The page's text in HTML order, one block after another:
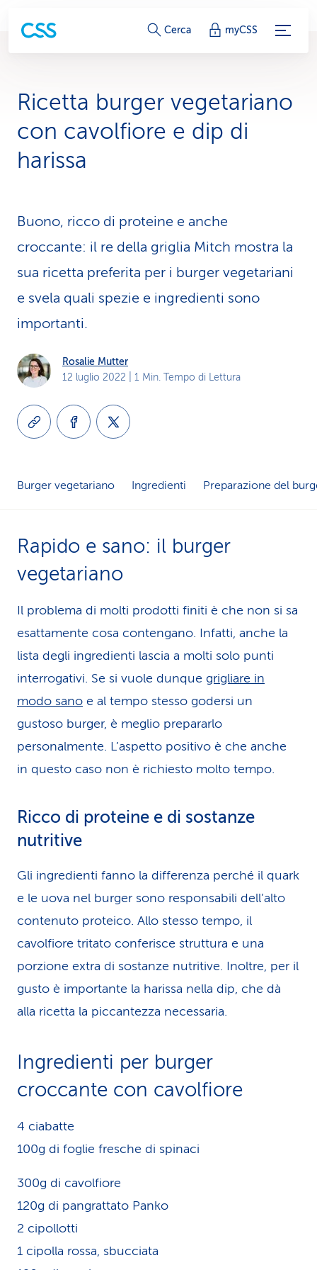
c
e
m
e
n
z
o
Cerca myCSS
Ricetta burger vegeta­riano
con cavolfiore e dip di
harissa
Buono, ricco di proteine e anche
croccante: il re della griglia Mitch mostra la
sua ricetta preferita per i burger vegetariani
e svela quali spezie e ingredienti sono
importanti.
Rosalie Mutter
12 luglio 2022 | 1 Min. Tempo di Lettura
Burger vegetariano Ingredienti Preparazione del
Rapido e sano: il burger
vegetariano
Il problema di molti prodotti finiti è che non si sa
esattamente cosa contengano. Infatti, anche la
lista degli ingredienti lascia a molti solo punti
interrogativi. Se si vuole dunque grigliare in
modo sano e al tempo stesso godersi un
gustoso burger, è meglio prepararlo
personalmente. L’aspetto positivo è che anche
in questo caso non è richiesto molto tempo.
Ricco di proteine e di sostanze
nutritive
Gli ingredienti fanno la differenza perché il quark
e le uova nel burger sono responsabili dell’alto
contenuto proteico. Allo stesso tempo, il
cavolfiore tritato conferisce struttura e una
porzione extra di sostanze nutritive. Inoltre, per il
gusto è importante la harissa nella dip, che dà
alla ricetta la piccantezza necessaria.
Ingredienti per burger
croccante con cavolfiore
4 ciabatte
100g di foglie fresche di spinaci
300g di cavolfiore
120g di pangrattato Panko
2 cipollotti
1 cipolla rossa, sbucciata